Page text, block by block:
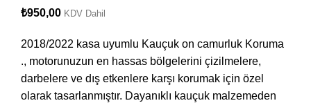
₺950,00 KDV Dahil
2018/2022 kasa uyumlu Kauçuk on camurluk Koruma
., motorunuzun en hassas bölgelerini çizilmelere,
darbelere ve dış etkenlere karşı korumak için özel
olarak tasarlanmıştır. Dayanıklı kauçuk malzemeden